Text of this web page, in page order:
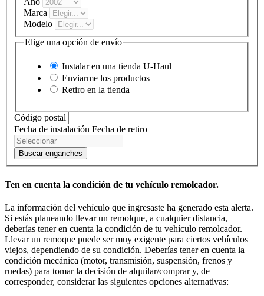
Marca
Modelo
Elige una opción de envío
Instalar en una tienda U-Haul
Enviarme los productos
Retiro en la tienda
Código postal
Fecha de instalación Fecha de retiro
Buscar enganches
Ten en cuenta la condición de tu vehículo remolcador.
La información del vehículo que ingresaste ha generado esta alerta.
Si estás planeando llevar un remolque, a cualquier distancia,
deberías tener en cuenta la condición de tu vehículo remolcador.
Llevar un remoque puede ser muy exigente para ciertos vehículos
viejos, dependiendo de su condición. Deberías tener en cuenta la
condición mecánica (motor, transmisión, suspensión, frenos y
ruedas) para tomar la decisión de alquilar/comprar y, de
corresponder, considerar las siguientes opciones alternativas: